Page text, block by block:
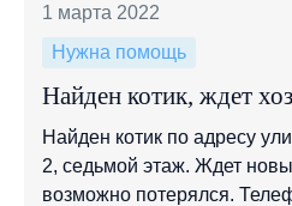
1 марта 2022
Нужна помощь
Найден котик, ждет
Найден котик по адресу
2, седьмой этаж. Ждет
возможно потерялся.